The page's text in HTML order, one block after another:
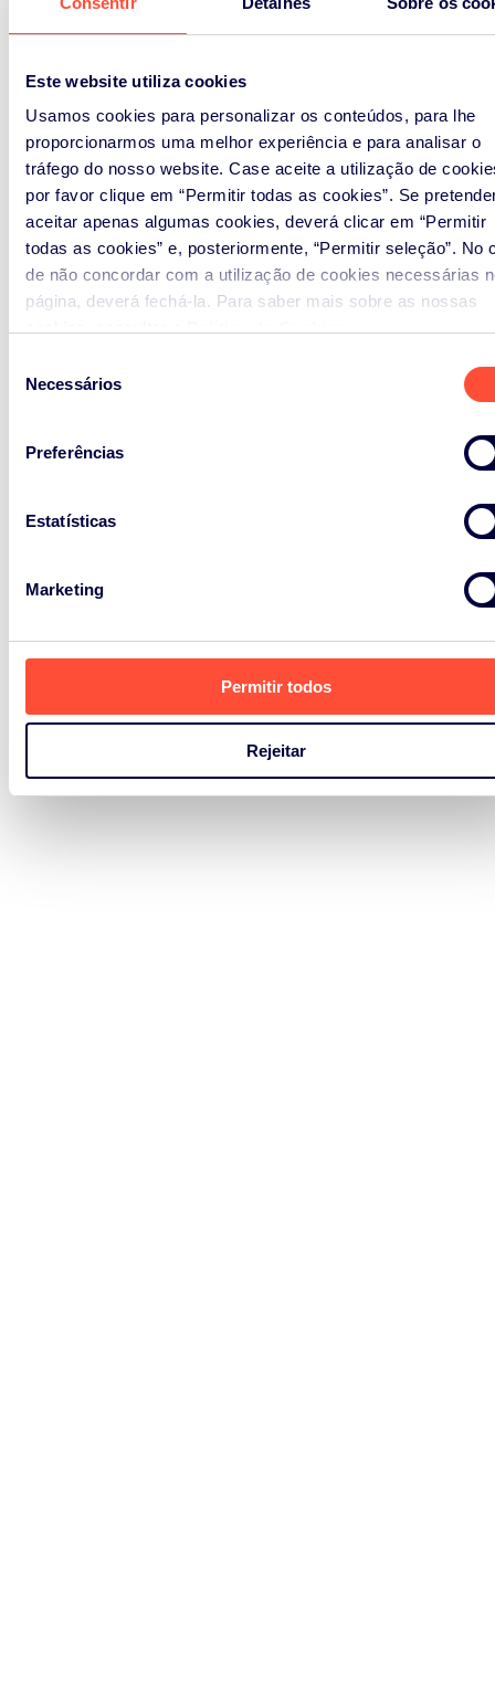
Este website utiliza cookies
Usamos cookies para personalizar os conteúdos, para lhe
proporcionarmos uma melhor experiência e para analisar o
tráfego do nosso website. Case aceite a utilização de
por favor clique em “Permitir todas as cookies”. Se
aceitar apenas algumas cookies, deverá clicar em “Permitir
todas as cookies” e, posteriormente, “Permitir seleção”. No
de não concordar com a utilização de cookies necessárias
página, deverá fechá-la. Para saber mais sobre as nossas
Necessários
Preferências
Estatísticas
Marketing
Permitir todos
Rejeitar